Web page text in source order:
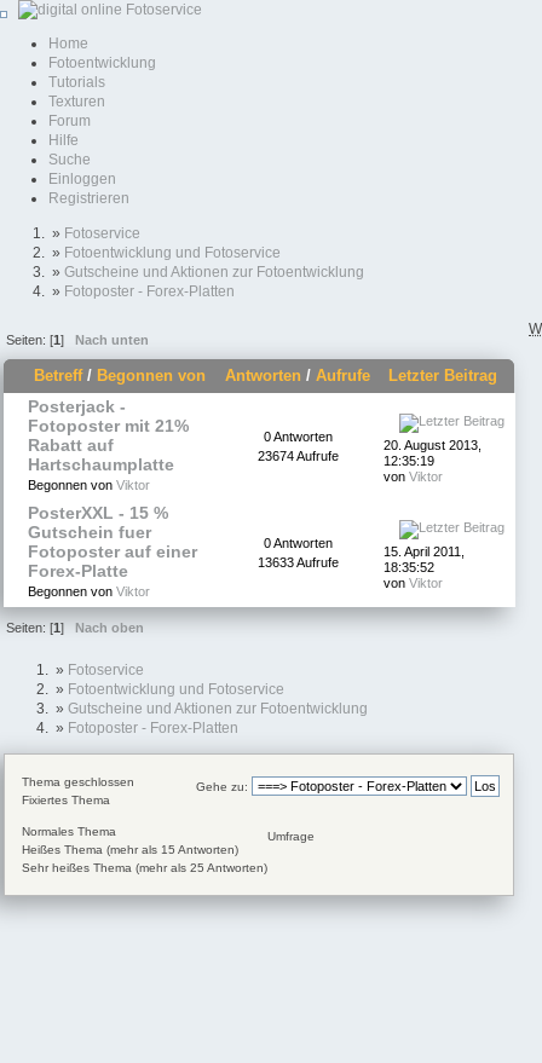
Home
Fotoentwicklung
Tutorials
Texturen
Forum
Hilfe
Suche
Einloggen
Registrieren
» Fotoservice
» Fotoentwicklung und Fotoservice
» Gutscheine und Aktionen zur Fotoentwicklung
» Fotoposter - Forex-Platten
Seiten: [1] Nach unten
Betreff/ Begonnen von Antworten / Aufrufe
Letzter Beitrag
Posterjack -
Fotoposter mit 21%
Rabatt auf
Hartschaumplatte
Begonnen von Viktor
0 Antworten
23674 Aufrufe
20. August 2013,
12:35:19
von Viktor
PosterXXL - 15 %
Gutschein fuer
Fotoposter auf einer
Forex-Platte
Begonnen von Viktor
0 Antworten
13633 Aufrufe
15. April 2011,
18:35:52
von Viktor
Seiten: [1] Nach oben
» Fotoservice
» Fotoentwicklung und Fotoservice
» Gutscheine und Aktionen zur Fotoentwicklung
» Fotoposter - Forex-Platten
Gehe zu:
Normales Thema
Heißes Thema (mehr als 15 Antworten)
Sehr heißes Thema (mehr als 25 Antworten)
Thema geschlossen
Fixiertes Thema
Umfrage